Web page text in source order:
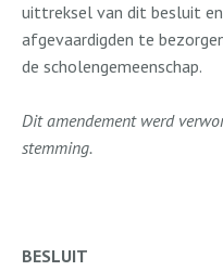
uittreksel van dit besluit
afgevaardigden te
de scholengemeenschap.
Dit amendement werd
stemming.
BESLUIT